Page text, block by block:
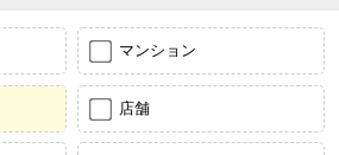
マンション
店舗